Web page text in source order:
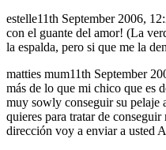
estelle11th September 2006,
con el guante del amor! (La
la espalda, pero si que me la
matties mum11th September
más de lo que mi chico que es
muy sowly conseguir su pelaje
quieres para tratar de
dirección voy a enviar a usted